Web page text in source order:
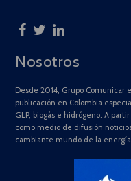
Nosotros
Desde 2014, Grupo Comunicar
publicación en Colombia
GLP, biogás e hidrógeno. A
como medio de difusión
cambiante mundo de la